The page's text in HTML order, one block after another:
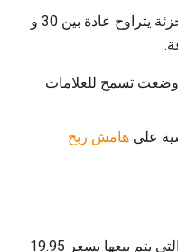
التجزئة يتراوح عادة بين 30 و
وضعت تسمح للعلامات
على هامش ربح
لنفترض أنك تخطط لبيع أحد العناصر التي يتم بيعها بسعر 19.95